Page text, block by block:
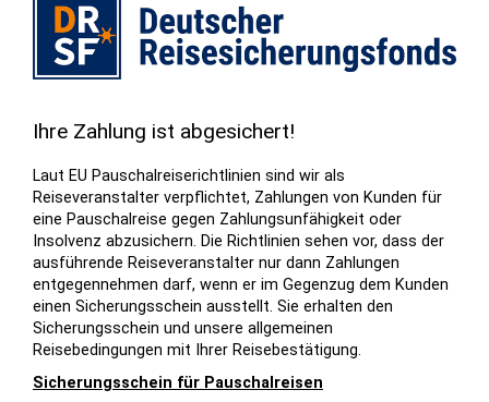
Ihre Zahlung ist abgesichert!
Laut EU Pauschalreiserichtlinien sind wir als
Reiseveranstalter verpflichtet, Zahlungen von Kunden für
eine Pauschalreise gegen Zahlungsunfähigkeit oder
Insolvenz abzusichern. Die Richtlinien sehen vor, dass der
ausführende Reiseveranstalter nur dann Zahlungen
entgegennehmen darf, wenn er im Gegenzug dem Kunden
einen Sicherungsschein ausstellt. Sie erhalten den
Sicherungsschein und unsere allgemeinen
Reisebedingungen mit Ihrer Reisebestätigung.
Sicherungsschein für Pauschalreisen